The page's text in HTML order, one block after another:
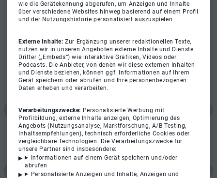
wie die Gerätekennung abgerufen, um Anzeigen und Inhalte
über verschiedene Websites hinweg basierend auf einem Profil
und der Nutzungshistorie personalisiert auszuspielen.
Externe Inhalte:Zur Ergänzung unserer redaktionellen Texte,
nutzen wir in unseren Angeboten externe Inhalte und Dienste
Dritter („Embeds“) wie interaktive Grafiken, Videos oder
Podcasts. Die Anbieter, von denen wir diese externen Inhalten
und Dienste beziehen, können ggf. Informationen auf Ihrem
Gerät speichern oder abrufen und Ihre personenbezogenen
Daten erheben und verarbeiten.
Verarbeitungszwecke: Personalisierte Werbung mit
Profilbildung, externe Inhalte anzeigen, Optimierung des
Angebots (Nutzungsanalyse, Marktforschung, A/B-Testing,
Inhaltsempfehlungen), technisch erforderliche Cookies oder
vergleichbare Technologien. Die Verarbeitungszwecke für
unsere Partner sind insbesondere:
Informationen auf einem Gerät speichern und/oder
abrufen
Personalisierte Anzeigen und Inhalte, Anzeigen und